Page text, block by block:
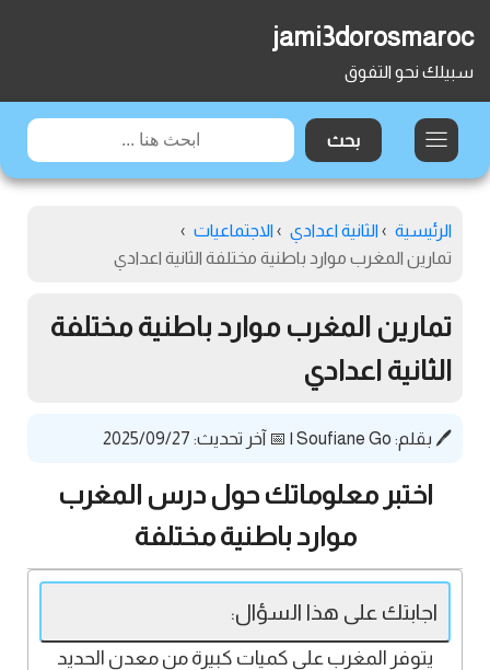
jami3dorosmaroc
سبيلك نحو التفوق
الرئيسية › الثانية اعدادي › الاجتماعيات ›
تمارين المغرب موارد باطنية مختلفة الثانية اعدادي
تمارين المغرب موارد باطنية مختلفة
الثانية اعدادي
🖊️ بقلم: Soufiane Go
| 📅 آخر تحديث: 2025/09/27
اختبر معلوماتك حول درس المغرب
موارد باطنية مختلفة
اجابتك على هذا السؤال:
يتوفر المغرب على كميات كبيرة من معدن الحديد